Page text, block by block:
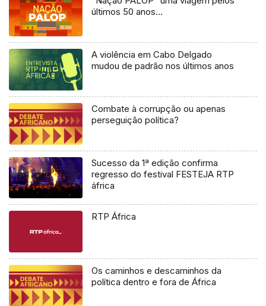
últimos 50 anos…
A violência em Cabo Delgado
mudou de padrão nos últimos anos
Combate à corrupção ou apenas
perseguição política?
Sucesso da 1ª edição confirma
regresso do festival FESTEJA RTP
áfrica
RTP África
Os caminhos e descaminhos da
política dentro e fora de África